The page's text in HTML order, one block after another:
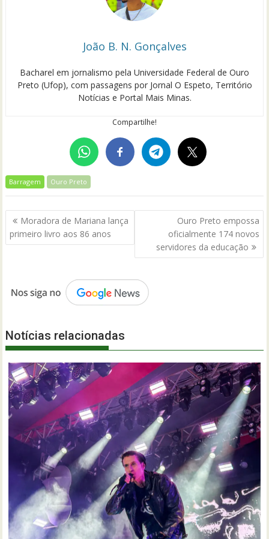
João B. N. Gonçalves
Bacharel em jornalismo pela Universidade Federal de Ouro
Preto (Ufop), com passagens por Jornal O Espeto, Território
Notícias e Portal Mais Minas.
Compartilhe!
Barragem Ouro Preto
Navegação
de
Post
Moradora de Mariana lança
primeiro livro aos 86 anos
Ouro Preto empossa
oficialmente 174 novos
servidores da educação
Notícias relacionadas